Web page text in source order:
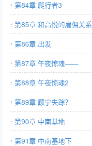
第84章 爬行者3
第85章 和高悦的雇佣关系
第86章 出发
第87章 午夜惊魂——
第88章 午夜惊魂2
第89章 顾宁失踪？
第90章 中南基地
第91章 中南基地下